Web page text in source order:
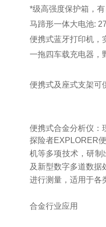
*级高强度保护箱，
马蹄形一体大电池:
便携式蓝牙打印机，
一拖四车载充电器，
便携式及座式支架可
便携式合金分析仪：
探险者EXPLORER
机等多项技术，研
及新型数字多道数据
进行测量，适用于各
合金行业应用